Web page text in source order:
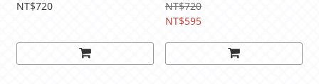
NT$720
NT$720
NT$595